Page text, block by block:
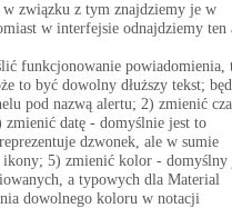
związku z tym znajdziemy je w
w interfejsie odnajdziemy ten
funkcjonowanie powiadomienia,
to być dowolny dłuższy tekst;
pod nazwą alertu; 2) zmienić
datę - domyślnie jest to
dzwonek, ale w sumie
5) zmienić kolor - domyślny
a typowych dla Material
dowolnego koloru w notacji